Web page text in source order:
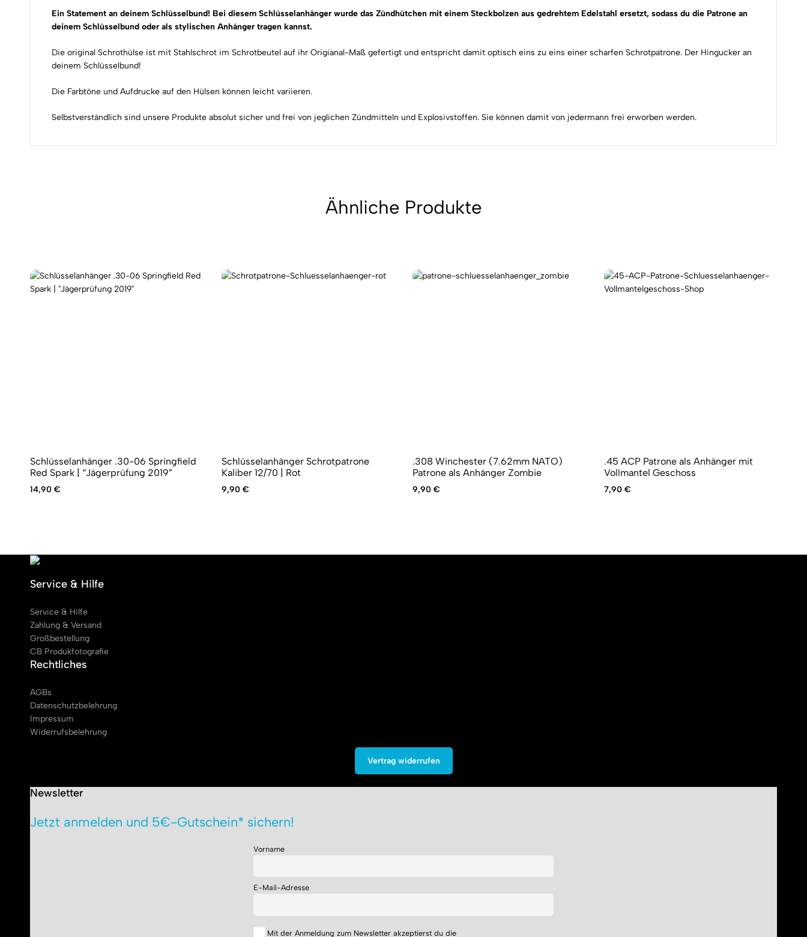
Ein Statement an deinem Schlüsselbund! Bei diesem Schlüsselanhänger wurde das Zündhütchen mit einem Steckbolzen aus gedrehtem Edelstahl ersetzt, sodass du die Patrone an
deinem Schlüsselbund oder als stylischen Anhänger tragen kannst.
Die original Schrothülse ist mit Stahlschrot im Schrotbeutel auf ihr Origianal-Maß gefertigt und entspricht damit optisch eins zu eins einer scharfen Schrotpatrone. Der Hingucker an
deinem Schlüsselbund!
Die Farbtöne und Aufdrucke auf den Hülsen können leicht variieren.
Selbstverständlich sind unsere Produkte absolut sicher und frei von jeglichen Zündmitteln und Explosivstoffen. Sie können damit von jedermann frei erworben werden.
Ähnliche Produkte
Schlüsselanhänger .30-06 Springfield
Red Spark | “Jägerprüfung 2019”
14,90 €
Schlüsselanhänger Schrotpatrone
Kaliber 12/70 | Rot
9,90 €
.308 Winchester (7.62mm NATO)
Patrone als Anhänger Zombie
9,90 €
.45 ACP Patrone als Anhänger mit
Vollmantel Geschoss
7,90 €
Service & Hilfe
Service & Hilfe
Zahlung & Versand
Großbestellung
CB Produkfotografie
Rechtliches
AGBs
Datenschutzbelehrung
Impressum
Widerrufsbelehrung
Vertrag widerrufen
Newsletter
Jetzt anmelden und 5€-Gutschein* sichern!
Vorname
E-Mail-Adresse
Mit der Anmeldung zum Newsletter akzeptierst du die